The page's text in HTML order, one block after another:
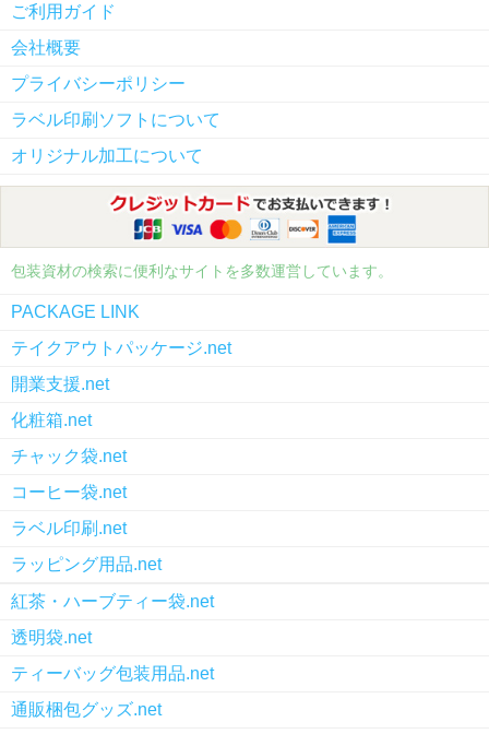
ご利用ガイド
会社概要
プライバシーポリシー
ラベル印刷ソフトについて
オリジナル加工について
包装資材の検索に便利なサイトを多数運営しています。
PACKAGE LINK
テイクアウトパッケージ.net
開業支援.net
化粧箱.net
チャック袋.net
コーヒー袋.net
ラベル印刷.net
ラッピング用品.net
紅茶・ハーブティー袋.net
透明袋.net
ティーバッグ包装用品.net
通販梱包グッズ.net